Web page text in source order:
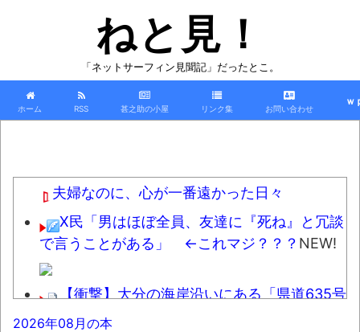
ねと見！
「ネットサーフィン見聞記」だったとこ。
ホーム RSS 甚之助の小屋 リンク集 お問い合わせ
ｗ
夫婦なのに、心が一番遠かった日々
X民「男はほぼ全員、友達に『死ね』と冗談
で言うことがある」 ←これマジ？？？ NEW!
【衝撃】大分の海岸沿いにある「県道635号
線」は…海が荒れると地獄と化す
2026年08月の本